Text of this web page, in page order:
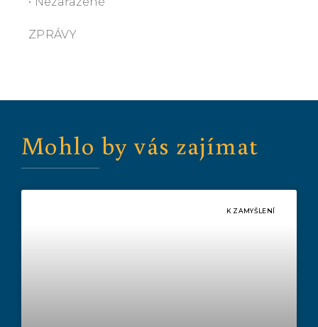
ZPRÁVY
Mohlo by vás zajímat
K ZAMYŠLENÍ